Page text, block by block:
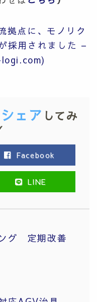
拠点に、モノリク
採用されました –
シェア してみ
Facebook
LINE
グ 定期改善